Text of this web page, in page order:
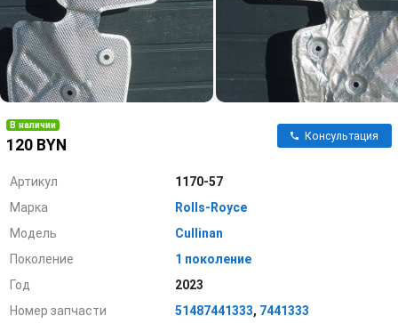
В наличии
120 BYN
Консультация
Артикул
1170-57
Марка
Rolls-Royce
Модель
Cullinan
Поколение
1 поколение
Год
2023
Номер запчасти
51487441333, 7441333